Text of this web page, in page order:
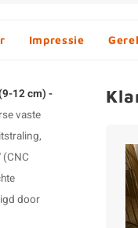
Impressie
12 cm) -
vaste
door